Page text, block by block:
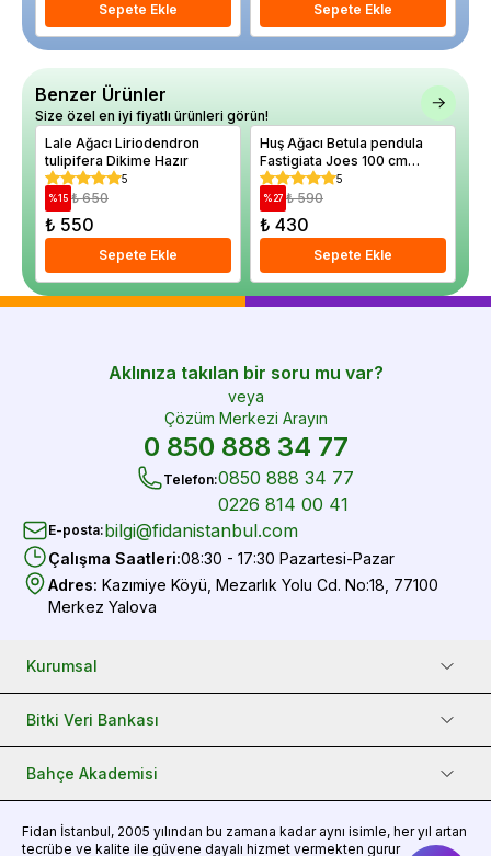
Sepete Ekle Sepete Ekle
Benzer Ürünler
Size özel en iyi fiyatlı ürünleri görün!
Lale Ağacı Liriodendron
tulipifera Dikime Hazır
5
%15 ₺ 650
₺ 550
Sepete Ekle
Huş Ağacı Betula pendula
Fastigiata Joes 100 cm
Saksıda
5
%27 ₺ 590
₺ 430
Sepete Ekle
Aklınıza takılan bir soru mu var?
veya
Çözüm Merkezi Arayın
0 850 888 34 77
Telefon:0850 888 34 77
0226 814 00 41
E-posta:bilgi@fidanistanbul.com
Çalışma Saatleri:08:30 - 17:30 Pazartesi-Pazar
Adres: Kazımiye Köyü, Mezarlık Yolu Cd. No:18, 77100
Merkez Yalova
Kurumsal
Bitki Veri Bankası
Bahçe Akademisi
Fidan İstanbul, 2005 yılından bu zamana kadar aynı isimle, her yıl artan
tecrübe ve kalite ile güvene dayalı hizmet vermekten gurur